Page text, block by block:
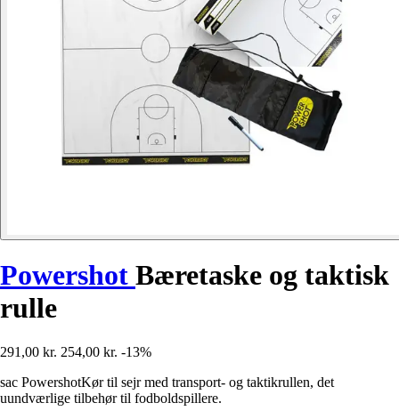
Powershot Bæretaske og taktisk
rulle
291,00 kr. 254,00 kr. -13%
sac PowershotKør til sejr med transport- og taktikrullen, det
uundværlige tilbehør til fodboldspillere.